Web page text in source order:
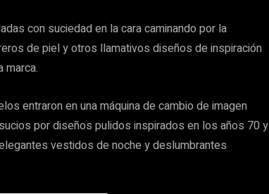
con suciedad en la cara caminando por la
de piel y otros llamativos diseños de inspiración
marca.
entraron en una máquina de cambio de imagen
por diseños pulidos inspirados en los años 70 y
vestidos de noche y deslumbrantes